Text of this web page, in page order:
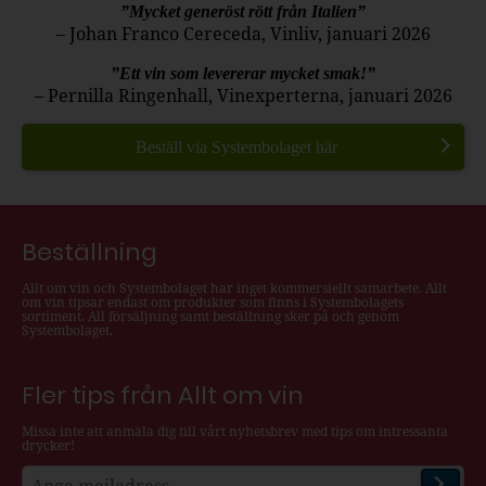
”Mycket generöst rött från Italien”
– Johan Franco Cereceda, Vinliv, januari 2026
”Ett vin som levererar mycket smak!”
– Pernilla Ringenhall, Vinexperterna, januari 2026
Beställ via Systembolaget här
Beställning
Allt om vin och Systembolaget har inget kommersiellt samarbete. Allt
om vin tipsar endast om produkter som finns i Systembolagets
sortiment. All försäljning samt beställning sker på och genom
Systembolaget.
Fler tips från Allt om vin
Missa inte att anmäla dig till vårt nyhetsbrev med tips om intressanta
drycker!